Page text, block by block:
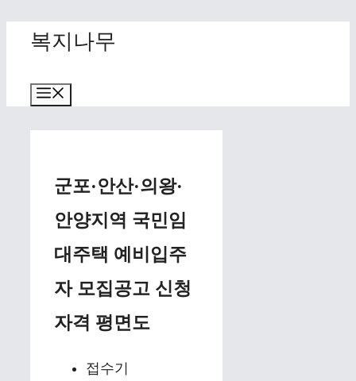
content
복지나무
군포·안산·의왕·
안양지역 국민임
대주택 예비입주
자 모집공고 신청
자격 평면도
접수기